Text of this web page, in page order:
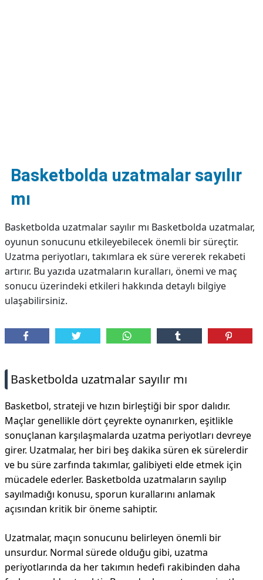
Basketbolda uzatmalar sayılır
mı
Basketbolda uzatmalar sayılır mı Basketbolda uzatmalar,
oyunun sonucunu etkileyebilecek önemli bir süreçtir.
Uzatma periyotları, takımlara ek süre vererek rekabeti
artırır. Bu yazıda uzatmaların kuralları, önemi ve maç
sonucu üzerindeki etkileri hakkında detaylı bilgiye
ulaşabilirsiniz.
Basketbolda uzatmalar sayılır mı
Basketbol, strateji ve hızın birleştiği bir spor dalıdır.
Maçlar genellikle dört çeyrekte oynanırken, eşitlikle
sonuçlanan karşılaşmalarda uzatma periyotları devreye
girer. Uzatmalar, her biri beş dakika süren ek sürelerdir
ve bu süre zarfında takımlar, galibiyeti elde etmek için
mücadele ederler. Basketbolda uzatmaların sayılıp
sayılmadığı konusu, sporun kurallarını anlamak
açısından kritik bir öneme sahiptir.
Uzatmalar, maçın sonucunu belirleyen önemli bir
unsurdur. Normal sürede olduğu gibi, uzatma
periyotlarında da her takımın hedefi rakibinden daha